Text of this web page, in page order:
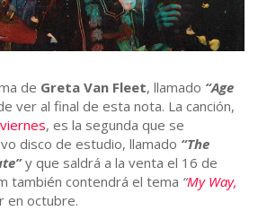
de Greta Van Fleet, llamado “Age
ver al final de esta nota. La canción,
, es la segunda que se
disco de estudio, llamado “The
y que saldrá a la venta el 16 de
también contendrá el tema “My Way,
en octubre.